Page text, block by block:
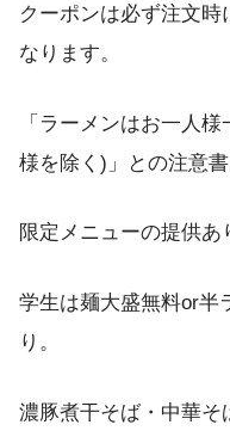
クーポンは必ず注文
なります。
「ラーメンはお一人
様を除く)」との注意書
限定メニューの提供あ
学生は麺大盛無料or半
り。
濃豚煮干そば・中華そ